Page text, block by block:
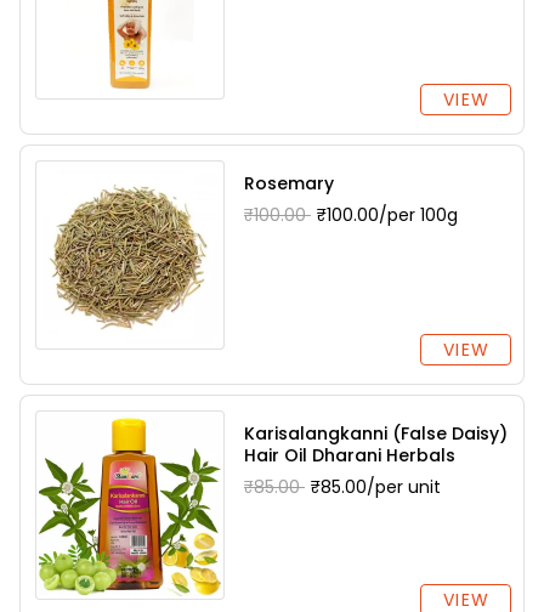
VIEW
Rosemary
₹100.00 ₹100.00/per 100g
VIEW
Karisalangkanni (False Daisy)
Hair Oil Dharani Herbals
₹85.00 ₹85.00/per unit
VIEW